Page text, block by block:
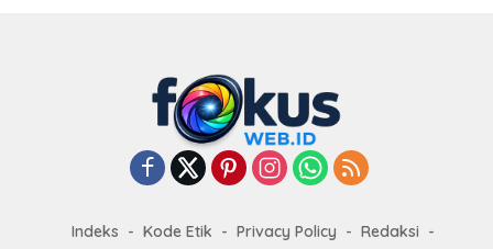
Indeks Kode Etik Privacy Policy
Redaksi